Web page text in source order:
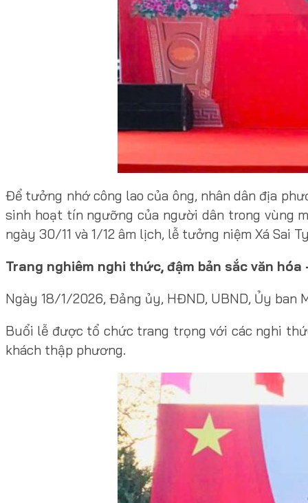
Để tưởng nhớ công lao của ông, nhân dân địa
sinh hoạt tín ngưỡng của người dân trong vùng
ngày 30/11 và 1/12 âm lịch, lễ tưởng niệm Xá
Trang nghiêm nghi thức, đậm bản sắc văn
Ngày 18/1/2026, Đảng ủy, HĐND, UBND, Ủy ban
Buổi lễ được tổ chức trang trọng với các nghi
khách thập phương.